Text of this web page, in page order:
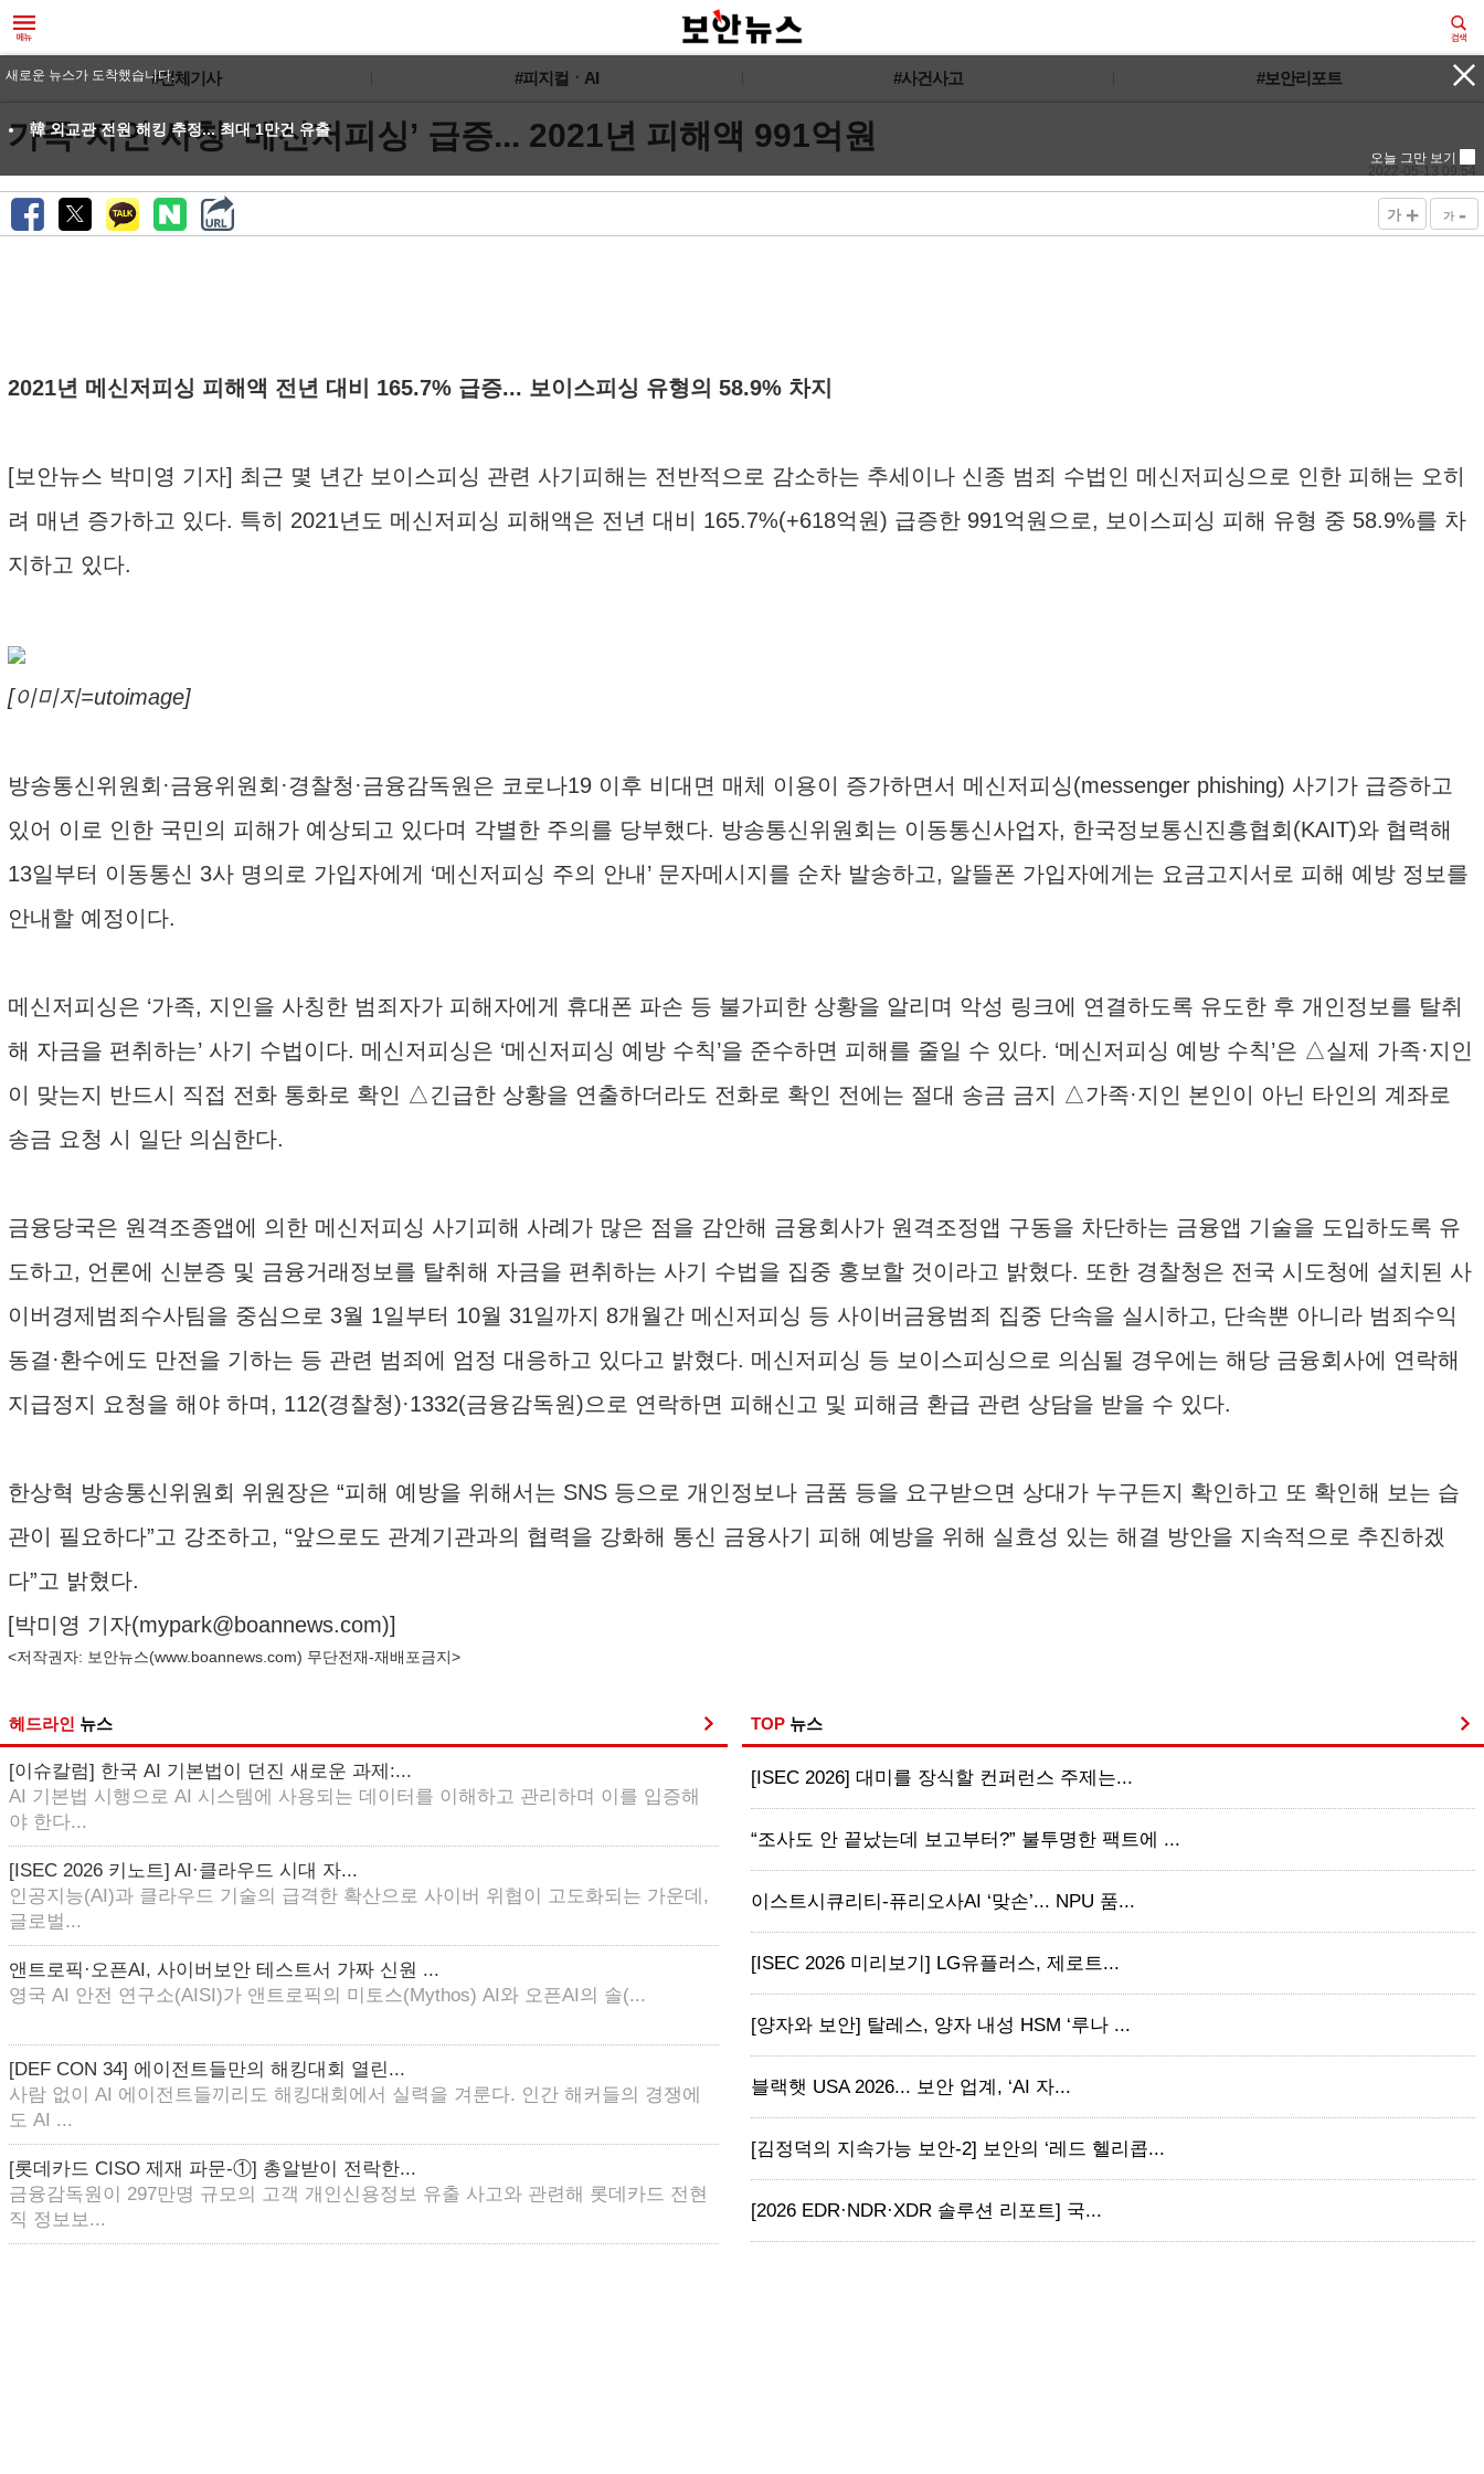
#전체기사 #피지컬ㆍAI #사건사고 #보안리포트
가족·지인 사칭 ‘메신저피싱’ 급증... 2021년 피해액 991억원
2022-05-13 09:54
가 + 가 -
2021년 메신저피싱 피해액 전년 대비 165.7% 급증... 보이스피싱 유형의 58.9% 차지
[보안뉴스 박미영 기자] 최근 몇 년간 보이스피싱 관련 사기피해는 전반적으로 감소하는 추세이나 신종 범죄 수법인 메신저피싱으로 인한 피해는 오히
려 매년 증가하고 있다. 특히 2021년도 메신저피싱 피해액은 전년 대비 165.7%(+618억원) 급증한 991억원으로, 보이스피싱 피해 유형 중 58.9%를 차
지하고 있다.
[이미지=utoimage]
방송통신위원회·금융위원회·경찰청·금융감독원은 코로나19 이후 비대면 매체 이용이 증가하면서 메신저피싱(messenger phishing) 사기가 급증하고
있어 이로 인한 국민의 피해가 예상되고 있다며 각별한 주의를 당부했다. 방송통신위원회는 이동통신사업자, 한국정보통신진흥협회(KAIT)와 협력해
13일부터 이동통신 3사 명의로 가입자에게 ‘메신저피싱 주의 안내’ 문자메시지를 순차 발송하고, 알뜰폰 가입자에게는 요금고지서로 피해 예방 정보를
안내할 예정이다.
메신저피싱은 ‘가족, 지인을 사칭한 범죄자가 피해자에게 휴대폰 파손 등 불가피한 상황을 알리며 악성 링크에 연결하도록 유도한 후 개인정보를 탈취
해 자금을 편취하는’ 사기 수법이다. 메신저피싱은 ‘메신저피싱 예방 수칙’을 준수하면 피해를 줄일 수 있다. ‘메신저피싱 예방 수칙’은 △실제 가족·지인
이 맞는지 반드시 직접 전화 통화로 확인 △긴급한 상황을 연출하더라도 전화로 확인 전에는 절대 송금 금지 △가족·지인 본인이 아닌 타인의 계좌로
송금 요청 시 일단 의심한다.
금융당국은 원격조종앱에 의한 메신저피싱 사기피해 사례가 많은 점을 감안해 금융회사가 원격조정앱 구동을 차단하는 금융앱 기술을 도입하도록 유
도하고, 언론에 신분증 및 금융거래정보를 탈취해 자금을 편취하는 사기 수법을 집중 홍보할 것이라고 밝혔다. 또한 경찰청은 전국 시도청에 설치된 사
이버경제범죄수사팀을 중심으로 3월 1일부터 10월 31일까지 8개월간 메신저피싱 등 사이버금융범죄 집중 단속을 실시하고, 단속뿐 아니라 범죄수익
동결·환수에도 만전을 기하는 등 관련 범죄에 엄정 대응하고 있다고 밝혔다. 메신저피싱 등 보이스피싱으로 의심될 경우에는 해당 금융회사에 연락해
지급정지 요청을 해야 하며, 112(경찰청)·1332(금융감독원)으로 연락하면 피해신고 및 피해금 환급 관련 상담을 받을 수 있다.
한상혁 방송통신위원회 위원장은 “피해 예방을 위해서는 SNS 등으로 개인정보나 금품 등을 요구받으면 상대가 누구든지 확인하고 또 확인해 보는 습
관이 필요하다”고 강조하고, “앞으로도 관계기관과의 협력을 강화해 통신 금융사기 피해 예방을 위해 실효성 있는 해결 방안을 지속적으로 추진하겠
다”고 밝혔다.
[박미영 기자(mypark@boannews.com)]
<저작권자: 보안뉴스(www.boannews.com) 무단전재-재배포금지>
헤드라인 뉴스
[이슈칼럼] 한국 AI 기본법이 던진 새로운 과제:...
AI 기본법 시행으로 AI 시스템에 사용되는 데이터를 이해하고 관리하며 이를 입증해
야 한다...
[ISEC 2026 키노트] AI·클라우드 시대 자...
인공지능(AI)과 클라우드 기술의 급격한 확산으로 사이버 위협이 고도화되는 가운데,
글로벌...
앤트로픽·오픈AI, 사이버보안 테스트서 가짜 신원 ...
영국 AI 안전 연구소(AISI)가 앤트로픽의 미토스(Mythos) AI와 오픈AI의 솔(...
[DEF CON 34] 에이전트들만의 해킹대회 열린...
사람 없이 AI 에이전트들끼리도 해킹대회에서 실력을 겨룬다. 인간 해커들의 경쟁에
도 AI ...
[롯데카드 CISO 제재 파문-①] 총알받이 전락한...
금융감독원이 297만명 규모의 고객 개인신용정보 유출 사고와 관련해 롯데카드 전현
직 정보보...
TOP 뉴스
[ISEC 2026] 대미를 장식할 컨퍼런스 주제는...
“조사도 안 끝났는데 보고부터?” 불투명한 팩트에 ...
이스트시큐리티-퓨리오사AI ‘맞손’... NPU 품...
[ISEC 2026 미리보기] LG유플러스, 제로트...
[양자와 보안] 탈레스, 양자 내성 HSM ‘루나 ...
블랙햇 USA 2026... 보안 업계, ‘AI 자...
[김정덕의 지속가능 보안-2] 보안의 ‘레드 헬리콥...
[2026 EDR·NDR·XDR 솔루션 리포트] 국...
새로운 뉴스가 도착했습니다.
韓 외교관 전원 해킹 추정... 최대 1만건 유출
오늘 그만 보기